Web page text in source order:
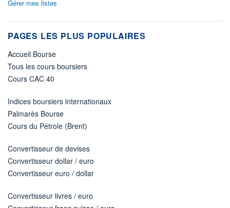
Gérer mes listes
PAGES LES PLUS POPULAIRES
Accueil Bourse
Tous les cours boursiers
Cours CAC 40
Indices boursiers internationaux
Palmarès Bourse
Cours du Pétrole (Brent)
Convertisseur de devises
Convertisseur dollar / euro
Convertisseur euro / dollar
Convertisseur livres / euro